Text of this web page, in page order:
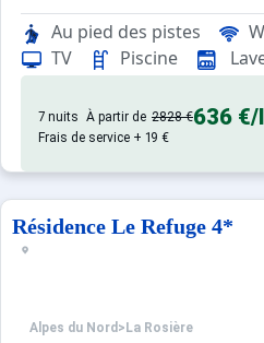
Résidence :Architecture
Au pied des pistes
TV
Piscine
7 nuits À partir de 2828 €636 €/
Frais de service + 19 €
Résidence Le Refuge 4*
Alpes du Nord > La Rosière